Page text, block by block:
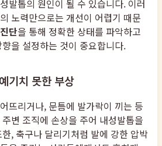
발톱의 원인이 될 수 있습니다. 이러
노력만으로는 개선이 어렵기 때문
단을 통해 정확한 상태를 파악하고
을 설정하는 것이 중요합니다.
기치 못한 부상
뜨리거나, 문틈에 발가락이 끼는 등
변 조직에 손상을 주어 내성발톱을
, 축구나 달리기처럼 발에 강한 압박